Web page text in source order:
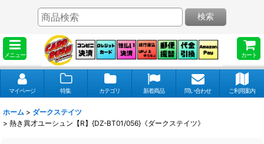
メニュー カート
検索
マイページ 特集 カテゴリ 新着商品 問い合わせ ご利用案内
ホーム > ダークステイツ
> 熱き異才ユーシュン【R】{DZ-BT01/056}《ダークステイツ》